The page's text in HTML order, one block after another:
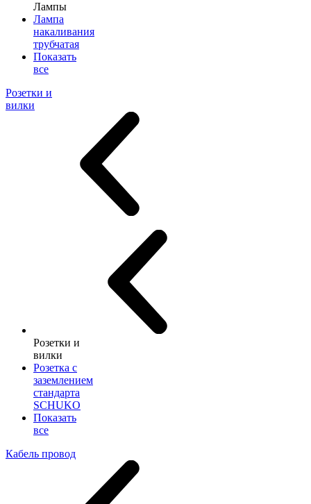
Лампы
Лампа
накаливания
трубчатая
Показать
все
Розетки и
вилки
Розетки и
вилки
Розетка с
заземлением
стандарта
SCHUKO
Показать
все
Кабель провод